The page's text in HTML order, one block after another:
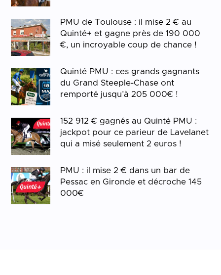
PMU de Toulouse : il mise 2 € au
Quinté+ et gagne près de 190 000
€, un incroyable coup de chance !
Quinté PMU : ces grands gagnants
du Grand Steeple-Chase ont
remporté jusqu’à 205 000€ !
152 912 € gagnés au Quinté PMU :
jackpot pour ce parieur de Lavelanet
qui a misé seulement 2 euros !
PMU : il mise 2 € dans un bar de
Pessac en Gironde et décroche 145
000€